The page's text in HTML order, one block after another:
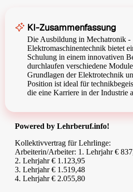
KI-Zusammenfassung
Die Ausbildung in Mechatronik -
Elektromaschinentechnik bietet
Schulung in einem innovativen
durchlaufen verschiedene
Grundlagen der Elektrotechnik
Position ist ideal für
die eine Karriere in der Industrie
Powered by Lehrberuf.info!
Kollektivvertrag für Lehrlinge:
Arbeiterin/Arbeiter: 1. Lehrjahr €
2. Lehrjahr € 1.123,95
3. Lehrjahr € 1.519,48
4. Lehrjahr € 2.055,80